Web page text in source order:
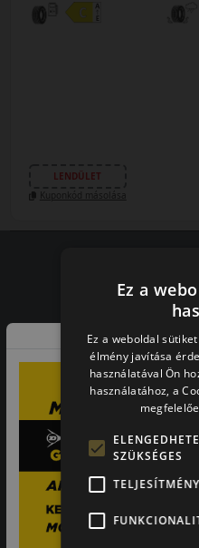
LENDÜLET
Kuponkód másolása
Vásárlói
a vásárlók közül
21659
Ez a
Ez a weboldal
élmény javítása
használatával Ön
használatához, a
SZÜKSÉGES
TELJESÍTMÉNY